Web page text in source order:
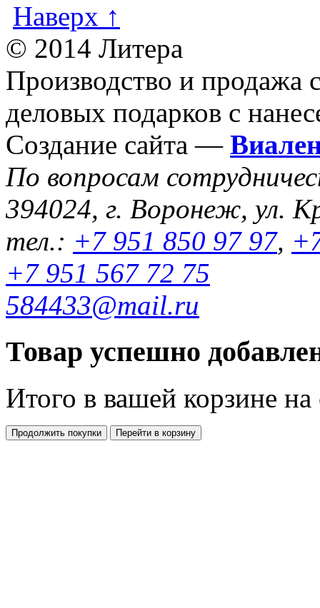
Наверх ↑
© 2014 Литера
Производство и продажа
деловых подарков с
Создание сайта —
По вопросам
394024, г. Воронеж, ул.
тел.: +7 951 850 97 97,
+7 951 567 72 75
584433@mail.ru
Товар успешно
Итого в вашей корзине
Продолжить покупки Перейти в корзину